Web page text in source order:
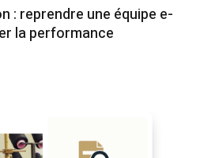
: reprendre une équipe e-
la performance